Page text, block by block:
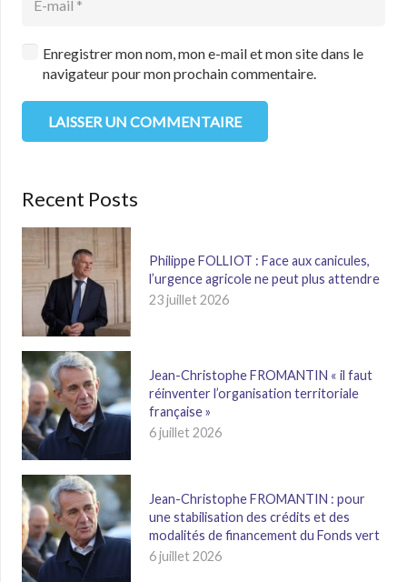
Enregistrer mon nom, mon e-mail et mon site dans le
navigateur pour mon prochain commentaire.
LAISSER UN COMMENTAIRE
Recent Posts
Philippe FOLLIOT : Face aux canicules,
l’urgence agricole ne peut plus attendre
23 juillet 2026
Jean-Christophe FROMANTIN « il faut
réinventer l’organisation territoriale
française »
6 juillet 2026
Jean-Christophe FROMANTIN : pour
une stabilisation des crédits et des
modalités de financement du Fonds vert
6 juillet 2026